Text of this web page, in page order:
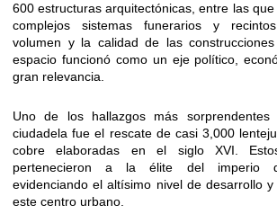
600 estructuras arquitectónicas, entre las
complejos sistemas funerarios y
volumen y la calidad de las
espacio funcionó como un eje político,
gran relevancia.
Uno de los hallazgos más
ciudadela fue el rescate de casi 3,000
cobre elaboradas en el siglo XVI.
pertenecieron a la élite del imperio
evidenciando el altísimo nivel de desarrollo
este centro urbano.